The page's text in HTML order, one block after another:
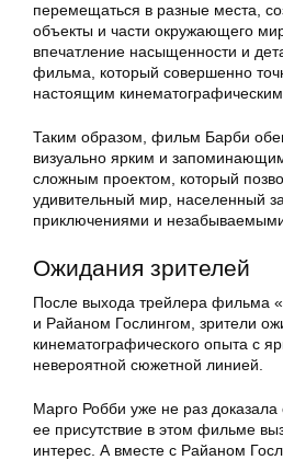
перемещаться в разные места,
объекты и части окружающего
впечатление насыщенности и
фильма, который совершенно
настоящим
Таким образом, фильм Барби
визуально ярким и
сложным проектом, который
удивительный мир, населенный
приключениями и
Ожидания зрителей
После выхода трейлера фильма
и Райаном Гослингом, зрители
кинематографического опыта с
невероятной сюжетной линией.
Марго Робби уже не раз доказала
ее присутствие в этом фильме
интерес. А вместе с Райаном